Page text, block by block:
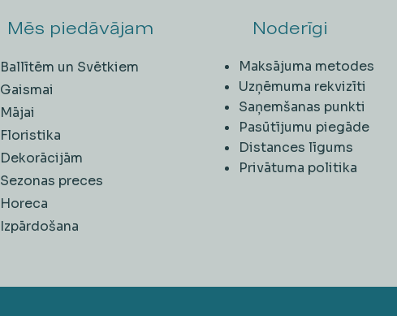
Mēs piedāvājam
Ballītēm un Svētkiem
Gaismai
Mājai
Floristika
Dekorācijām
Sezonas preces
Horeca
​Izpārdošana
Noderīgi
Maksājuma metodes
Uzņēmuma rekvizīti
Saņemšanas punkti
Pasūtījumu piegāde
Distances līgums
Privātuma politika